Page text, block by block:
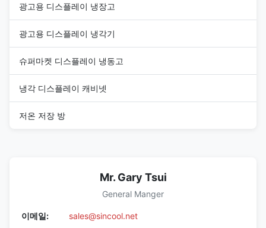
광고용 디스플레이 냉장고
광고용 디스플레이 냉각기
슈퍼마켓 디스플레이 냉동고
냉각 디스플레이 캐비넷
저온 저장 방
Mr. Gary Tsui
General Manger
이메일:
sales@sincool.net